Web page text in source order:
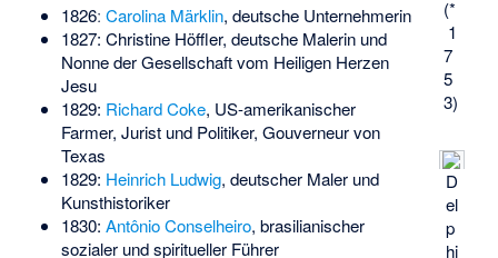
(*
1
7
5
3)
D
el
p
hi
1826ː Carolina Märklin, deutsche Unternehmerin
1827: Christine Höffler, deutsche Malerin und
Nonne der Gesellschaft vom Heiligen Herzen
Jesu
1829: Richard Coke, US-amerikanischer
Farmer, Jurist und Politiker, Gouverneur von
Texas
1829: Heinrich Ludwig, deutscher Maler und
Kunsthistoriker
1830: Antônio Conselheiro, brasilianischer
sozialer und spiritueller Führer